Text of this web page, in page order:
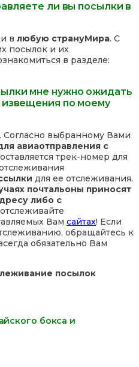
ли вы посылки в
в любую странуМира. С
посылок и их
в разделе:
мне нужно ожидать
извещения по моему
Согласно выбранному Вами
авиаотправления с
трек-номер для
для ее отслеживания.
почтальоны приносят
либо с
Вам сайтах! Если
обращайтесь к
обязательно Вам
посылок
бокса и